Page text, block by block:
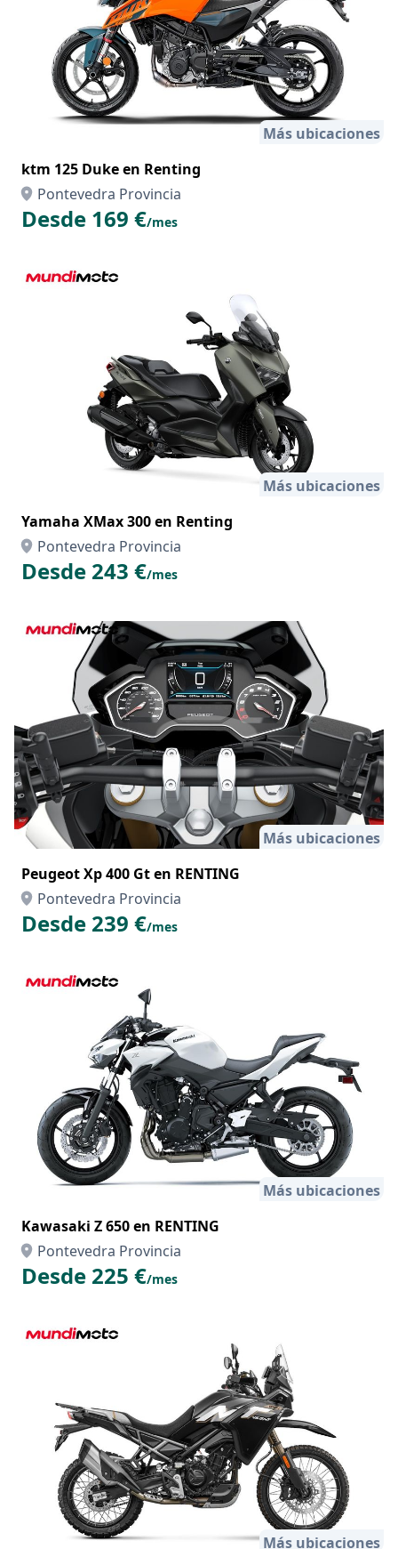
Más ubicaciones
ktm 125 Duke en Renting
Pontevedra Provincia
Desde 169 €/mes
Más ubicaciones
Yamaha XMax 300 en Renting
Pontevedra Provincia
Desde 243 €/mes
Más ubicaciones
Peugeot Xp 400 Gt en RENTING
Pontevedra Provincia
Desde 239 €/mes
Más ubicaciones
Kawasaki Z 650 en RENTING
Pontevedra Provincia
Desde 225 €/mes
Más ubicaciones